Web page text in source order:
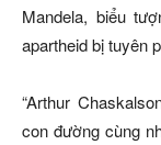
Mandela, biểu
apartheid bị tuyên
“Arthur
con đường cùng